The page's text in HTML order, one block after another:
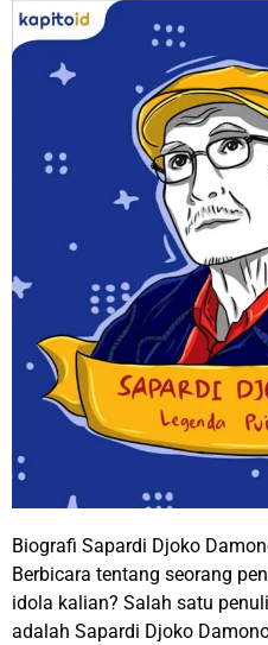
Biografi Sapardi Djoko
Berbicara tentang seorang
idola kalian? Salah satu
adalah Sapardi Djoko